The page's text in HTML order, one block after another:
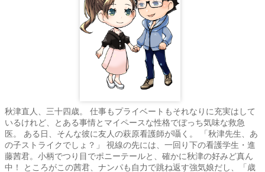
秋津直人、三十四歳。 仕事もプライベートもそれなりに充実はして
いるけれど、とある事情とマイペースな性格でぼっち気味な救急
医。 ある日、そんな彼に友人の萩原看護師が囁く。 「秋津先生、あ
の子ストライクでしょ？」 視線の先には、一回り下の看護学生・進
藤茜君。小柄でつり目でポニーテールと、確かに秋津の好みど真ん
中！ ところがこの茜君、ナンパも自力で跳ね返す強気娘だし、「歳